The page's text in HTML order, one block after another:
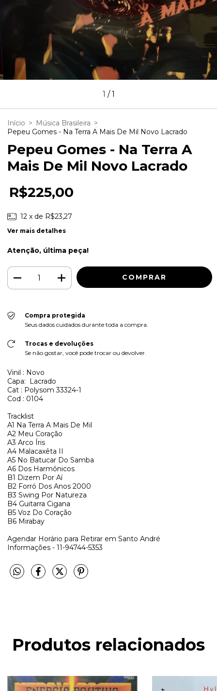
1 /1
Início > Música Brasileira >
Pepeu Gomes - Na Terra A Mais De Mil Novo Lacrado
Pepeu Gomes - Na Terra A
Mais De Mil Novo Lacrado
R$225,00
12 x de R$23,27
Ver mais detalhes
Atenção, última peça!
Compra protegida
Seus dados cuidados durante toda a compra.
Trocas e devoluções
Se não gostar, você pode trocar ou devolver.
Vinil : Novo
Capa: Lacrado
Cat : Polysom 33324-1
Cod : 0104
Tracklist
A1 Na Terra A Mais De Mil
A2 Meu Coração
A3 Arco Íris
A4 Malacaxêta II
A5 No Batucar Do Samba
A6 Dos Harmônicos
B1 Dizem Por Aí
B2 Forró Dos Anos 2000
B3 Swing Por Natureza
B4 Guitarra Cigana
B5 Voz Do Coração
B6 Mirabay
Agendar Horário para Retirar em Santo André
Informações - 11-94744-5353
Produtos relacionados